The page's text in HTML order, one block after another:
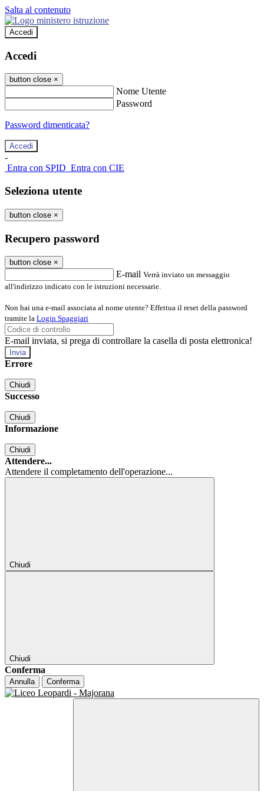
Salta al contenuto
Accedi
Accedi
button close ×
Nome Utente
Password
Password dimenticata?
-
Entra con SPID Entra con CIE
Seleziona utente
button close ×
Recupero password
button close ×
E-mail Verrà inviato un messaggio
all'indirizzo indicato con le istruzioni necessarie.
Non hai una e-mail associata al nome utente? Effettua il reset della password
tramite la Login Spaggiari
E-mail inviata, si prega di controllare la casella di posta elettronica!
Errore
Chiudi
Successo
Chiudi
Informazione
Chiudi
Attendere...
Attendere il completamento dell'operazione...
Chiudi
Chiudi
Conferma
Annulla Conferma